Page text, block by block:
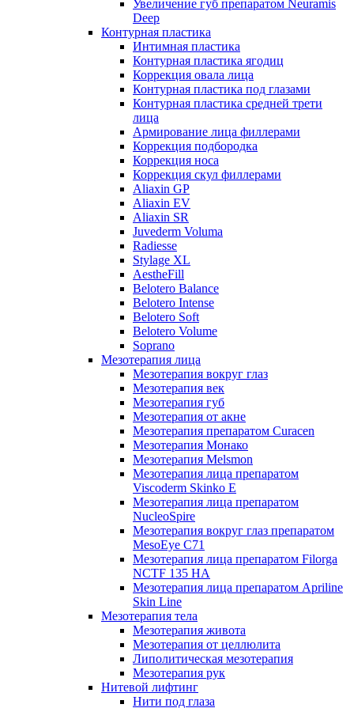
Увеличение губ препаратом Neuramis
Deep
Контурная пластика
Интимная пластика
Контурная пластика ягодиц
Коррекция овала лица
Контурная пластика под глазами
Контурная пластика средней трети
лица
Армирование лица филлерами
Коррекция подбородка
Коррекция носа
Коррекция скул филлерами
Aliaxin GP
Aliaxin EV
Aliaxin SR
Juvederm Voluma
Radiesse
Stylage XL
AestheFill
Belotero Balance
Belotero Intense
Belotero Soft
Belotero Volume
Soprano
Мезотерапия лица
Мезотерапия вокруг глаз
Мезотерапия век
Мезотерапия губ
Мезотерапия от акне
Мезотерапия препаратом Curacen
Мезотерапия Монако
Мезотерапия Melsmon
Мезотерапия лица препаратом
Viscoderm Skinko E
Мезотерапия лица препаратом
NucleoSpire
Мезотерапия вокруг глаз препаратом
MesoEye С71
Мезотерапия лица препаратом Filorga
NCTF 135 HA
Мезотерапия лица препаратом Apriline
Skin Line
Мезотерапия тела
Мезотерапия живота
Мезотерапия от целлюлита
Липолитическая мезотерапия
Мезотерапия рук
Нитевой лифтинг
Нити под глаза